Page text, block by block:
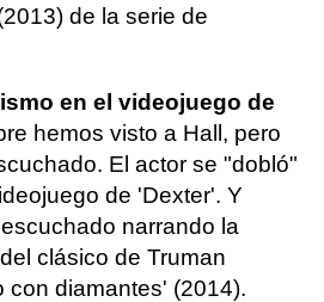
de la serie de
en el videojuego de
hemos visto a Hall, pero
El actor se "dobló"
de 'Dexter'. Y
narrando la
clásico de Truman
con diamantes' (2014).